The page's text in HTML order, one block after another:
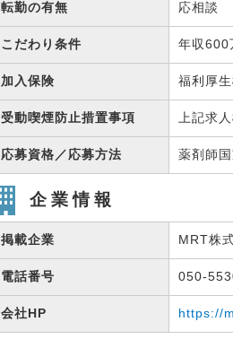
転勤の有無 応相談
こだわり条件 年収600
加入保険 福利厚
受動喫煙防止措置事項 上記求
応募資格／応募方法 薬剤師
企業情報
掲載企業 MRT株
電話番号 050-
会社HP https://